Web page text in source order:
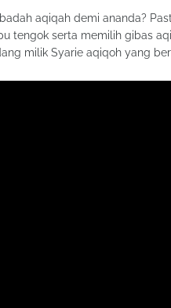
aqiqah demi ananda?
tengok serta memilih gibas
milik Syarie aqiqoh yang